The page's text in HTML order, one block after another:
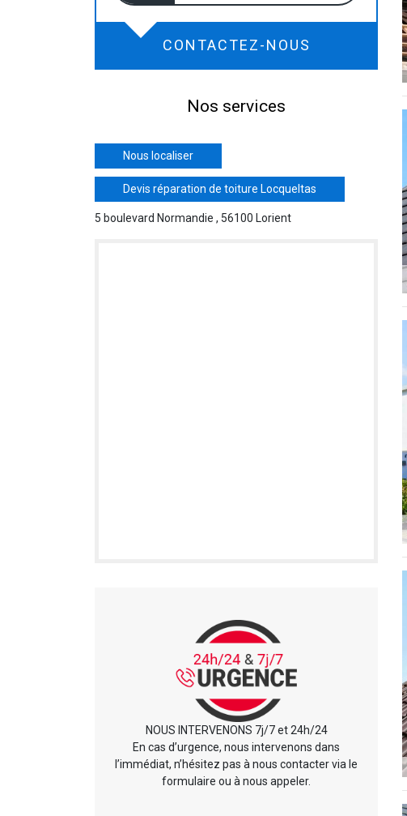
CONTACTEZ-NOUS
Nos services
Nous localiser
Devis réparation de toiture Locqueltas
5 boulevard Normandie , 56100 Lorient
NOUS INTERVENONS 7j/7 et 24h/24
En cas d’urgence, nous intervenons dans
l’immédiat, n’hésitez pas à nous contacter via le
formulaire ou à nous appeler.